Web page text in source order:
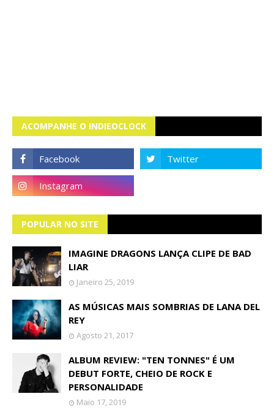
ACOMPANHE O INDIEOCLOCK
POPULAR NO SITE
IMAGINE DRAGONS LANÇA CLIPE DE BAD
LIAR
Janeiro 25, 2019
AS MÚSICAS MAIS SOMBRIAS DE LANA DEL
REY
Agosto 21, 2017
ALBUM REVIEW: "TEN TONNES" É UM
DEBUT FORTE, CHEIO DE ROCK E
PERSONALIDADE
Maio 17, 2019